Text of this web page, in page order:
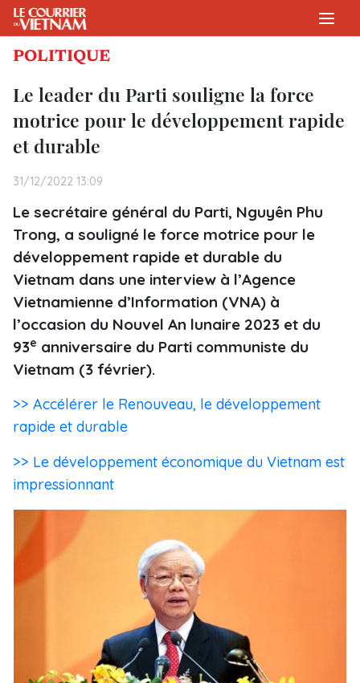
POLITIQUE
Le leader du Parti souligne la force
motrice pour le développement rapide
et durable
31/12/2022 13:09
Le secrétaire général du Parti, Nguyên Phu
Trong, a souligné le force motrice pour le
développement rapide et durable du
Vietnam dans une interview à l’Agence
Vietnamienne d’Information (VNA) à
l’occasion du Nouvel An lunaire 2023 et du
93e anniversaire du Parti communiste du
Vietnam (3 février).
>> Accélérer le Renouveau, le développement
rapide et durable ​
>> Le développement économique du Vietnam est
impressionnant